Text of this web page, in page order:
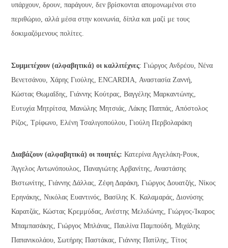
υπάρχουν, δρουν, παράγουν, δεν βρίσκονται απομονωμένοι στο
περιθώριο, αλλά μέσα στην κοινωνία, δίπλα και μαζί με τους
δοκιμαζόμενους πολίτες.
Συμμετέχουν (αλφαβητικά) οι καλλιτέχνες: Γιώργος Ανδρέου, Νένα
Βενετσάνου, Χάρης Γιούλης, ENCARDIA, Αναστασία Ζαννή,
Κώστας Θωμαΐδης, Γιάννης Κούτρας, Βαγγέλης Μαρκαντώνης,
Ευτυχία Μητρίτσα, Μανώλης Μητσιάς, Λάκης Παππάς, Απόστολος
Ρίζος, Τρίφωνο, Ελένη Τσαλιγοπούλου, Γιούλη Περβολαράκη
Διαβάζουν (αλφαβητικά) οι ποιητές: Κατερίνα Αγγελάκη-Ρουκ,
Άγγελος Αντωνόπουλος, Παναγιώτης Αρβανίτης, Αναστάσης
Βιστωνίτης, Γιάννης Δάλλας, Ζέφη Δαράκη, Γιώργος Δουατζής, Νίκος
Ερηνάκης, Νικόλας Ευαντινός, Βασίλης K. Καλαμαράς, Διονύσης
Καρατζάς, Κώστας Κρεμμύδας, Ανέστης Μελιδώνης, Γιώργος-Ίκαρος
Μπαμπασάκης, Γιώργος Μπλάνας, Παυλίνα Παμπούδη, Μιχάλης
Παπανικολάου, Σωτήρης Παστάκας, Γιάννης Πατίλης, Τίτος